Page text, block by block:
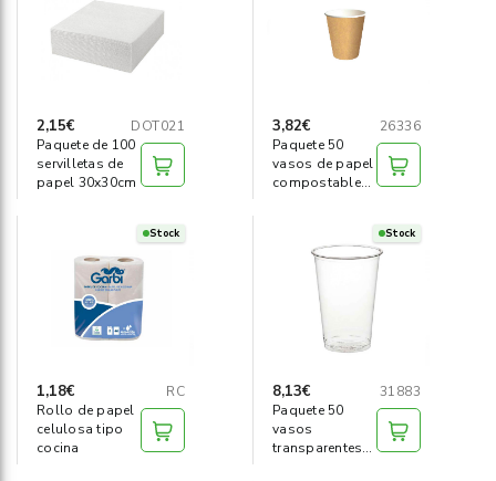
2,15€
DOT021
Paquete de 100
servilletas de
papel 30x30cm
3,82€
26336
Paquete 50
vasos de papel
compostable
Stock
1,18€
RC
Rollo de papel
celulosa tipo
cocina
Stock
8,13€
31883
Paquete 50
vasos
transparentes